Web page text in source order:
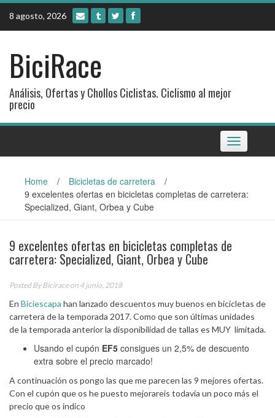
Skip
content
8 agosto, 2026
BiciRace
Análisis, Ofertas y Chollos Ciclistas. Ciclismo al mejor
precio
Toggle
navigation
Home / Bicicletas de carretera
/
9 excelentes ofertas en bicicletas completas de carretera:
Specialized, Giant, Orbea y Cube
9 excelentes ofertas en bicicletas completas de
carretera: Specialized, Giant, Orbea y Cube
Posted ByBiciraceon 4 junio, 2018
En Biciescapa han lanzado descuentos muy buenos en bicicletas de
carretera de la temporada 2017. Como que son últimas unidades
de la temporada anterior la disponibilidad de tallas es MUY limitada.
Usando el cupón EF5 consigues un 2,5% de descuento
extra sobre el precio marcado!
A continuación os pongo las que me parecen las 9 mejores ofertas.
Con el cupón que os he puesto mejorareis todavía un poco más el
precio que os indico